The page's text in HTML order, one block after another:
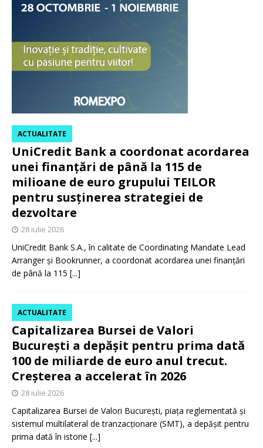
UniCredit Bank a coordonat acordarea
unei finanțări de până la 115 de
milioane de euro grupului TEILOR
pentru susținerea strategiei de
dezvoltare
ACTUALITATE
28 iulie 2026
UniCredit Bank S.A., în calitate de Coordinating Mandate Lead
Arranger și Bookrunner, a coordonat acordarea unei finanțări
de până la 115 [...]
Capitalizarea Bursei de Valori
București a depășit pentru prima dată
100 de miliarde de euro anul trecut.
Creșterea a accelerat în 2026
ACTUALITATE
28 iulie 2026
Capitalizarea Bursei de Valori București, piața reglementată și
sistemul multilateral de tranzacționare (SMT), a depășit pentru
prima dată în istorie [...]